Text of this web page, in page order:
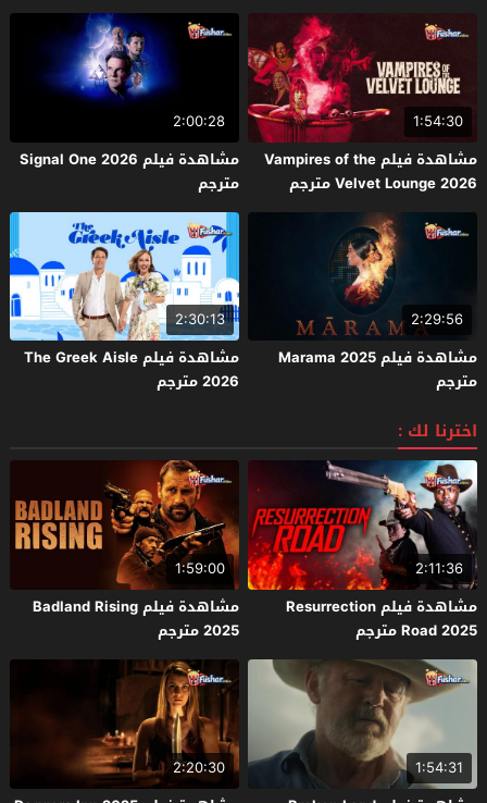
1:54:30
مشاهدة فيلم Vampires of the
Velvet Lounge 2026 مترجم
2:00:28
مشاهدة فيلم Signal One 2026
مترجم
2:29:56
مشاهدة فيلم Marama 2025
مترجم
2:30:13
مشاهدة فيلم The Greek Aisle
2026 مترجم
اخترنا لك :
2:11:36
مشاهدة فيلم Resurrection
Road 2025 مترجم
1:59:00
مشاهدة فيلم Badland Rising
2025 مترجم
1:54:31
2:20:30